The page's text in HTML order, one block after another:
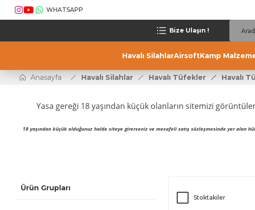
WHATSAPP
Bize Ulaşın !
Havalı SilahlarAirsoftKamp
Anasayfa Havalı Silahlar Havalı Tüfekler Havalı
Yasa gereği 18 yaşından küçük olanların sitemizi
18 yaşından küçük olduğunuz halde siteye girerseniz ve mesafeli satış sözleşmesinde yer
Ürün Grupları
Stoktakiler